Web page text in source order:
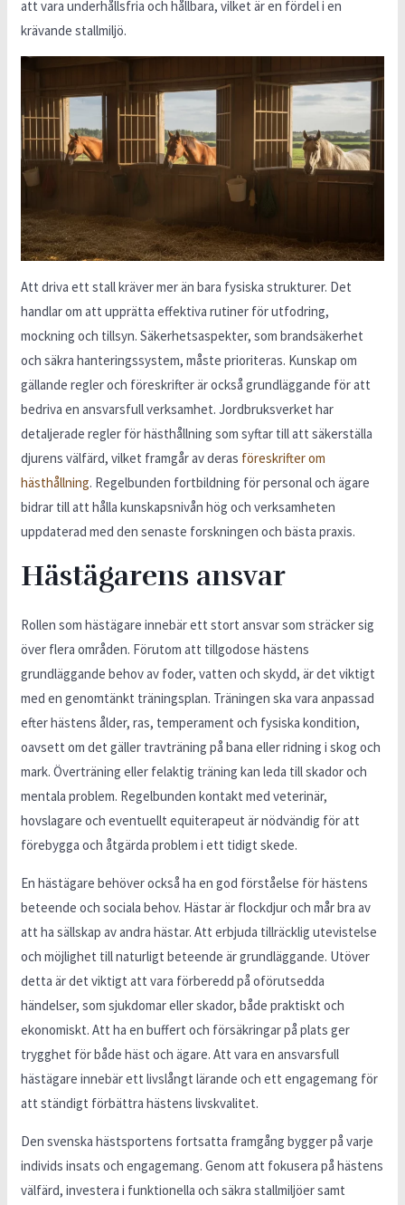
att vara underhållsfria och hållbara, vilket är en fördel i en
krävande stallmiljö.
Att driva ett stall kräver mer än bara fysiska strukturer. Det
handlar om att upprätta effektiva rutiner för utfodring,
mockning och tillsyn. Säkerhetsaspekter, som brandsäkerhet
och säkra hanteringssystem, måste prioriteras. Kunskap om
gällande regler och föreskrifter är också grundläggande för att
bedriva en ansvarsfull verksamhet. Jordbruksverket har
detaljerade regler för hästhållning som syftar till att säkerställa
djurens välfärd, vilket framgår av deras föreskrifter om
hästhållning. Regelbunden fortbildning för personal och ägare
bidrar till att hålla kunskapsnivån hög och verksamheten
uppdaterad med den senaste forskningen och bästa praxis.
Hästägarens ansvar
Rollen som hästägare innebär ett stort ansvar som sträcker sig
över flera områden. Förutom att tillgodose hästens
grundläggande behov av foder, vatten och skydd, är det viktigt
med en genomtänkt träningsplan. Träningen ska vara anpassad
efter hästens ålder, ras, temperament och fysiska kondition,
oavsett om det gäller travträning på bana eller ridning i skog och
mark. Överträning eller felaktig träning kan leda till skador och
mentala problem. Regelbunden kontakt med veterinär,
hovslagare och eventuellt equiterapeut är nödvändig för att
förebygga och åtgärda problem i ett tidigt skede.
En hästägare behöver också ha en god förståelse för hästens
beteende och sociala behov. Hästar är flockdjur och mår bra av
att ha sällskap av andra hästar. Att erbjuda tillräcklig utevistelse
och möjlighet till naturligt beteende är grundläggande. Utöver
detta är det viktigt att vara förberedd på oförutsedda
händelser, som sjukdomar eller skador, både praktiskt och
ekonomiskt. Att ha en buffert och försäkringar på plats ger
trygghet för både häst och ägare. Att vara en ansvarsfull
hästägare innebär ett livslångt lärande och ett engagemang för
att ständigt förbättra hästens livskvalitet.
Den svenska hästsportens fortsatta framgång bygger på varje
individs insats och engagemang. Genom att fokusera på hästens
välfärd, investera i funktionella och säkra stallmiljöer samt